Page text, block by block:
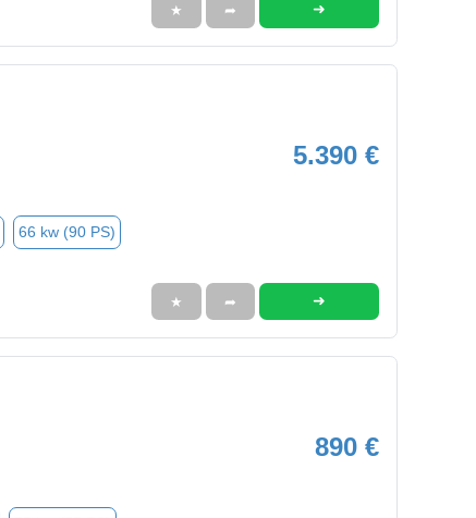
★ ➦ ➜
5.390 €
66 kw (90 PS)
★ ➦ ➜
890 €